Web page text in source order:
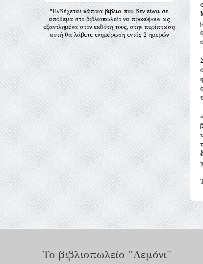
*Ενδέχεται κάποια βιβλία που δεν είναι σε
απόθεμα στο βιβλιοπωλείο να προκύψουν ως
εξαντλημένα στον εκδότη τους, στην περίπτωση
αυτή θα λάβετε ενημέρωση εντός 2 ημερών
Το βιβλιοπωλείο "Λεμόνι"